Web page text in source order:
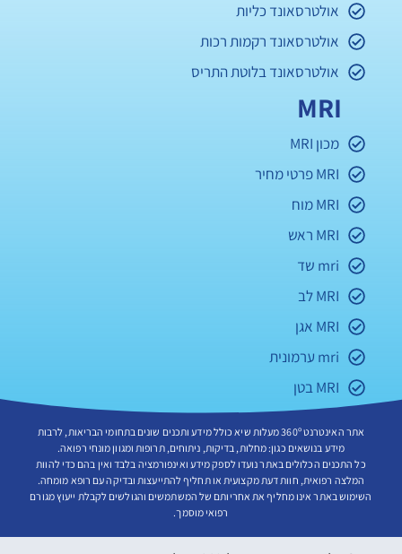
אולטרסאונד כליות
אולטרסאונד רקמות רכות
אולטרסאונד בלוטת התריס
MRI
מכון MRI
MRI פרטי מחיר
MRI מוח
MRI ראש
mri שד
MRI לב
MRI אגן
mri ערמונית
MRI בטן
אתר האינטרנט 360º מעלות שיא כולל מידע ותכנים שונים בתחומי הבריאות, לרבות
מידע בנושאים כגון: מחלות, בדיקות, ניתוחים, תרופות ומגוון מונחי רפואה.
כל התכנים הכלולים באתר נועדו לספק מידע ואינפורמציה בלבד ואין בהם כדי להוות
המלצה רפואית, חוות דעת מקצועית או תחליף להתייעצות ובדיקה עם רופא מומחה.
השימוש באתר אינו מחליף את אחריותם של המשתמשים והגולשים לקבלת ייעוץ מגורם
רפואי מוסמך.